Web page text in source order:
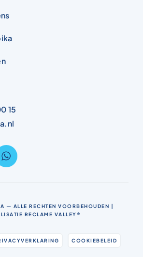
15
— ALLE RECHTEN VOORBEHOUDEN |
RECLAME VALLEY®
COOKIEBELEID